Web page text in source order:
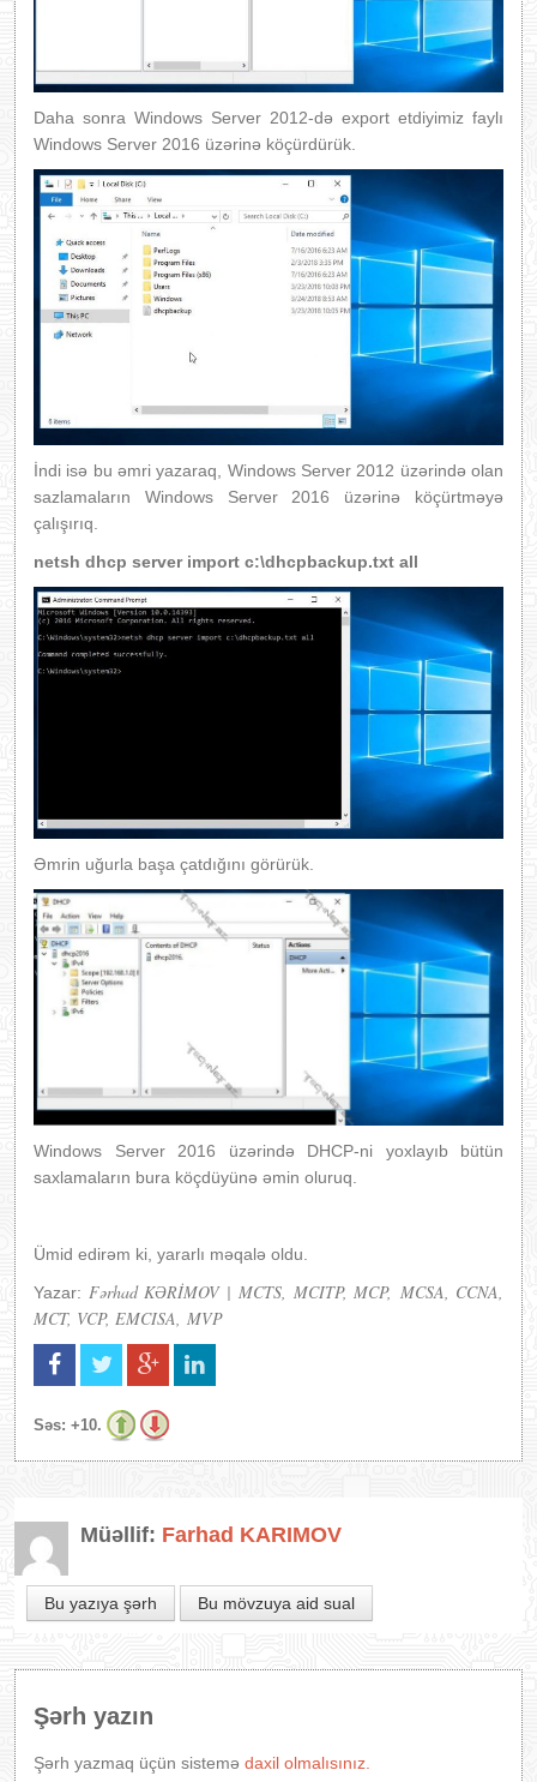
Daha sonra Windows Server 2012-də export etdiyimiz faylı
Windows Server 2016 üzərinə köçürdürük.
İndi isə bu əmri yazaraq, Windows Server 2012 üzərində olan
sazlamaların Windows Server 2016 üzərinə köçürtməyə
çalışırıq.
netsh dhcp server import c:\dhcpbackup.txt all
Əmrin uğurla başa çatdığını görürük.
Windows Server 2016 üzərində DHCP-ni yoxlayıb bütün
saxlamaların bura köçdüyünə əmin oluruq.
Ümid edirəm ki, yararlı məqalə oldu.
Yazar: Fərhad KƏRİMOV | MCTS, MCITP, MCP, MCSA, CCNA,
MCT, VCP, EMCISA, MVP
Səs: +10.
Müəllif: Farhad KARIMOV
Bu yazıya şərh Bu mövzuya aid sual
Şərh yazın
Şərh yazmaq üçün sistemə daxil olmalısınız.